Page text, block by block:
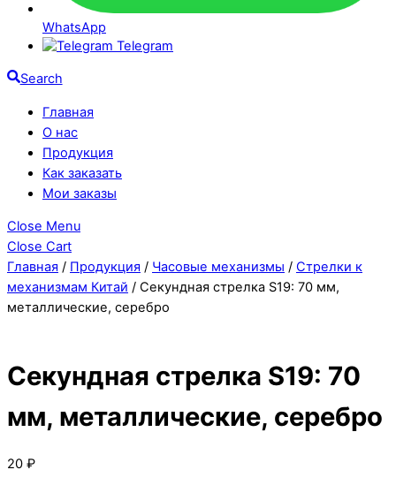
WhatsApp
Telegram
Search
Главная
О нас
Продукция
Как заказать
Мои заказы
Close Menu
Close Cart
Главная / Продукция / Часовые механизмы / Стрелки к
механизмам Китай / Секундная стрелка S19: 70 мм,
металлические, серебро
Секундная стрелка S19: 70
мм, металлические, серебро
20 ₽